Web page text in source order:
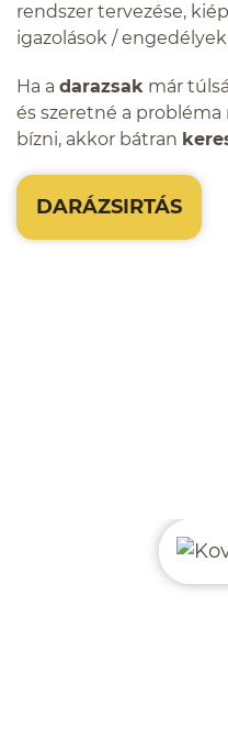
rendszer tervezése,
igazolások /
Ha a darazsak már
és szeretné a
bízni, akkor bátran
DARÁZSIRTÁS